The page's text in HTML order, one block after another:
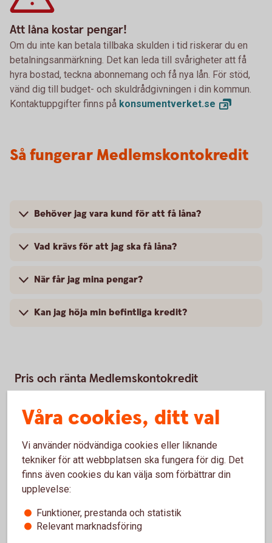
Att låna kostar pengar!
Om du inte kan betala tillbaka skulden i tid riskerar du en
betalningsanmärkning. Det kan leda till svårigheter att få
hyra bostad, teckna abonnemang och få nya lån. För stöd,
vänd dig till budget- och skuldrådgivningen i din kommun.
Kontaktuppgifter finns på konsumentverket.se
Så fungerar Medlemskontokredit
Behöver jag vara kund för att få låna?
Vad krävs för att jag ska få låna?
När får jag mina pengar?
Kan jag höja min befintliga kredit?
Pris och ränta Medlemskontokredit
Ränta
9,45 % (senaste ränteändring 2025-10-03). Räntan är
rörlig.
Lånebelopp
10 000 - 50 000 kr
Återbetalningstid
Våra cookies, ditt val
Vi använder nödvändiga cookies eller liknande
tekniker för att webbplatsen ska fungera för dig. Det
finns även cookies du kan välja som förbättrar din
upplevelse:
Funktioner, prestanda och statistik
Relevant marknadsföring